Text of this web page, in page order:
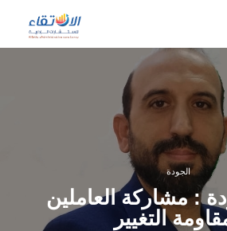
الجودة
: مشاركة العاملين
التغيير